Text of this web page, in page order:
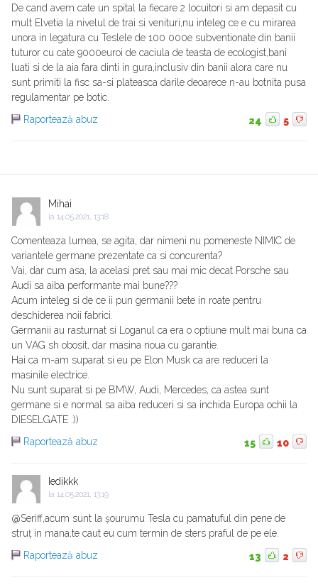
De cand avem cate un spital la fiecare 2 locuitori si am depasit cu
mult Elvetia la nivelul de trai si venituri,nu inteleg ce e cu mirarea
unora in legatura cu Teslele de 100 000e subventionate din banii
tuturor cu cate 9000euroi de caciula de teasta de ecologist,bani
luati si de la aia fara dinti in gura,inclusiv din banii alora care nu
sunt primiti la fisc sa-si plateasca darile deoarece n-au botnita pusa
regulamentar pe botic.
Raportează abuz
24 5
Mihai
la 14.05.2021, 13:18
Comenteaza lumea, se agita, dar nimeni nu pomeneste NIMIC de
variantele germane prezentate ca si concurenta?
Vai, dar cum asa, la acelasi pret sau mai mic decat Porsche sau
Audi sa aiba performante mai bune???
Acum inteleg si de ce ii pun germanii bete in roate pentru
deschiderea noii fabrici.
Germanii au rasturnat si Loganul ca era o optiune mult mai buna ca
un VAG sh obosit, dar masina noua cu garantie.
Hai ca m-am suparat si eu pe Elon Musk ca are reduceri la
masinile electrice.
Nu sunt suparat si pe BMW, Audi, Mercedes, ca astea sunt
germane si e normal sa aiba reduceri si sa inchida Europa ochii la
DIESELGATE :))
Raportează abuz
15 10
Iedikkk
la 14.05.2021, 13:19
@Seriff,acum sunt la șourumu Tesla cu pamatuful din pene de
struț in mana,te caut eu cum termin de sters praful de pe ele.
Raportează abuz
13 2